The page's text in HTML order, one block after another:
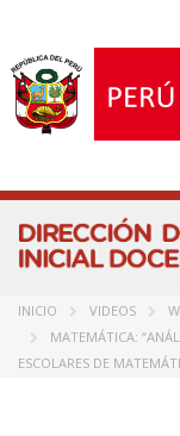
INICIO VIDEOS
MATEMÁTICA:
ESCOLARES DE